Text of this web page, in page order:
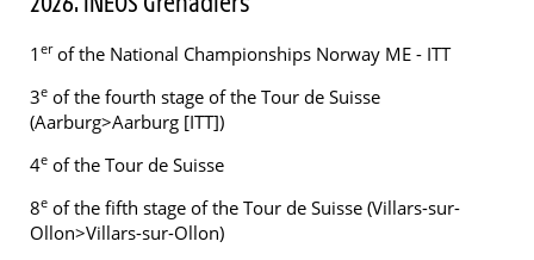
1 erof the National Championships Norway ME - ITT
3e of the fourth stage of the Tour de Suisse
(Aarburg>Aarburg [ITT])
4e of the Tour de Suisse
8e of the fifth stage of the Tour de Suisse (Villars-sur-
Ollon>Villars-sur-Ollon)